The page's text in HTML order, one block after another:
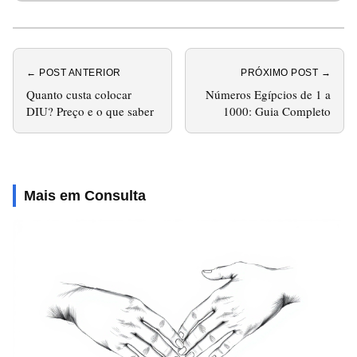
← POST ANTERIOR
Quanto custa colocar
DIU? Preço e o que saber
PRÓXIMO POST →
Números Egípcios de 1 a
1000: Guia Completo
Mais em Consulta